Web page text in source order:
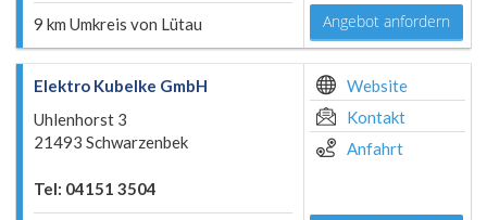
9 km Umkreis von Lütau Angebot anfordern
Elektro Kubelke GmbH
Uhlenhorst 3
21493 Schwarzenbek
Tel: 04151 3504
Website
Kontakt
Anfahrt